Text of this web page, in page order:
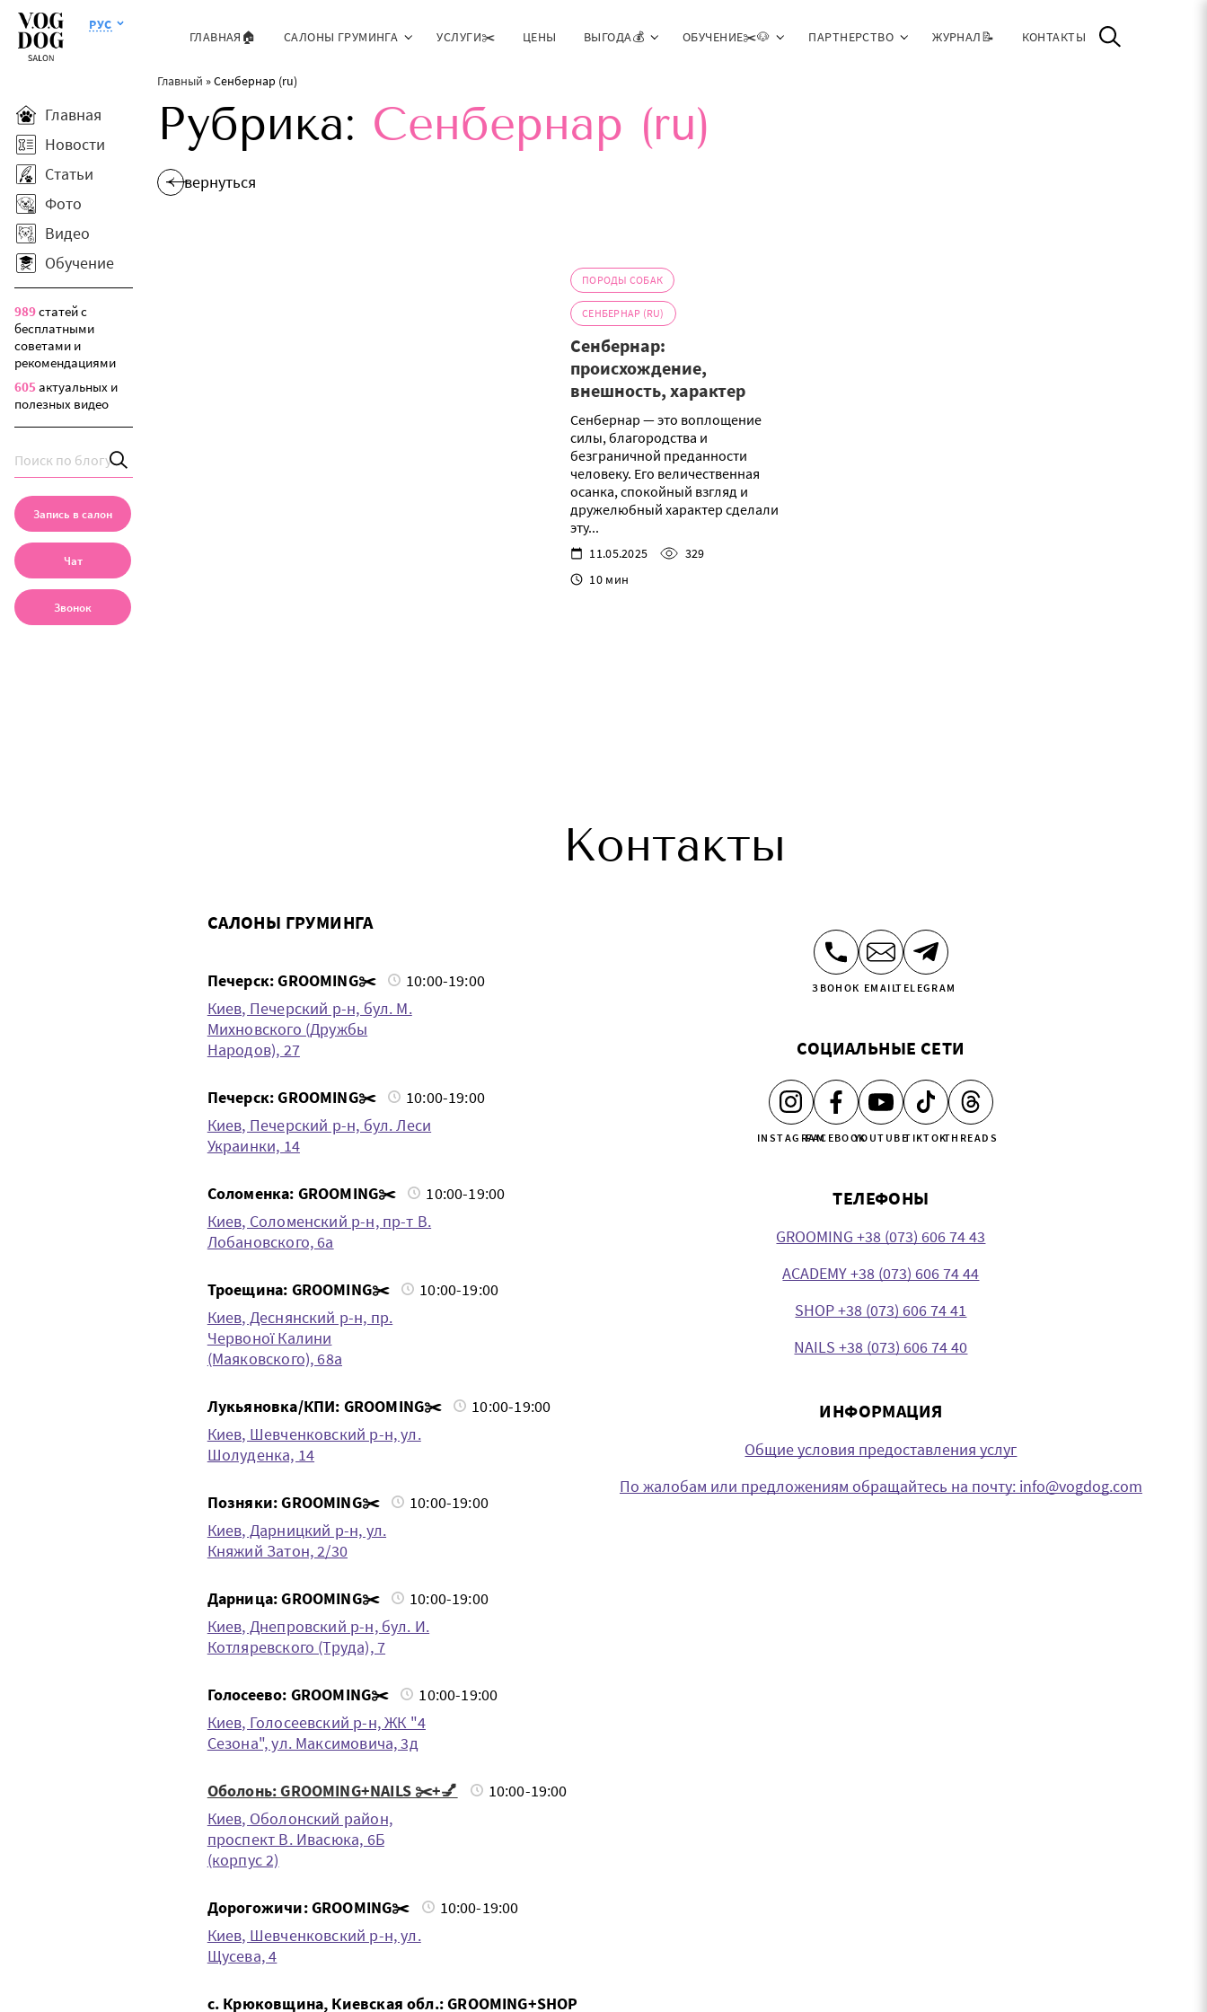
РУС
ГЛАВНАЯ🏠
САЛОНЫ ГРУМИНГА УСЛУГИ✂️ ЦЕНЫ ВЫГОДА💰 ОБУЧЕНИЕ✂️🐶 ПАРТНЕРСТВО ЖУРНАЛ📝 КОНТАКТЫ
Главный »Сенбернар (ru)
Главная
Новости
Статьи
Фото
Видео
Обучение
989статей с
бесплатными
советами и
рекомендациями
605 актуальных и
полезных видео
Запись в салон
Чат
Звонок
Рубрика: Сенбернар (ru)
вернуться
ПОРОДЫ СОБАК
СЕНБЕРНАР (RU)
Сенбернар:
происхождение,
внешность, характер
Сенбернар — это воплощение
силы, благородства и
безграничной преданности
человеку. Его величественная
осанка, спокойный взгляд и
дружелюбный характер сделали
эту...
11.05.2025
329
10 мин
Контакты
САЛОНЫ ГРУМИНГА
Печерск: GROOMING✂️
10:00-19:00
Киев, Печерский р-н, бул. М.
Михновского (Дружбы
Народов), 27
Печерск: GROOMING✂️
10:00-19:00
Киев, Печерский р-н, бул. Леси
Украинки, 14
Соломенка: GROOMING✂️
10:00-19:00
Киев, Соломенский р-н, пр-т В.
Лобановского, 6а
Троещина: GROOMING✂️
10:00-19:00
Киев, Деснянский р-н, пр.
Червоної Калини
(Маяковского), 68а
Лукьяновка/КПИ: GROOMING✂️
10:00-19:00
Киев, Шевченковский р-н, ул.
Шолуденка, 14
Позняки: GROOMING✂️
10:00-19:00
Киев, Дарницкий р-н, ул.
Княжий Затон, 2/30
Дарница: GROOMING✂️
10:00-19:00
Киев, Днепровский р-н, бул. И.
Котляревского (Труда), 7
Голосеево: GROOMING✂️
10:00-19:00
Киев, Голосеевский р-н, ЖК "4
Сезона", ул. Максимовича, 3д
Оболонь: GROOMING+NAILS ✂️+💅
10:00-19:00
Киев, Оболонский район,
проспект В. Ивасюка, 6Б
(корпус 2)
Дорогожичи: GROOMING✂️
10:00-19:00
Киев, Шевченковский р-н, ул.
Щусева, 4
с. Крюковщина, Киевская обл.: GROOMING+SHOP
ЗВОНОК EMAILTELEGRAM
СОЦИАЛЬНЫЕ СЕТИ
INSTAGRAMFACEBOOKYOUTUBETIKTOKTHREADS
ТЕЛЕФОНЫ
GROOMING +38 (073) 606 74 43
ACADEMY +38 (073) 606 74 44
SHOP +38 (073) 606 74 41
NAILS +38 (073) 606 74 40
ИНФОРМАЦИЯ
Общие условия предоставления услуг
По жалобам или предложениям обращайтесь на почту: info@vogdog.com